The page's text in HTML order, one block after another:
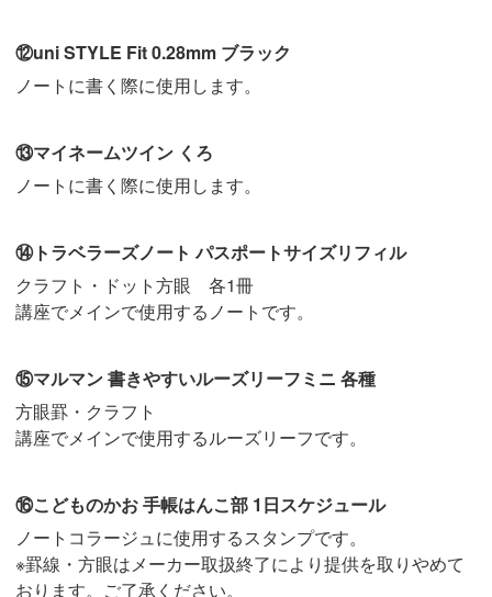
⑫uni STYLE Fit 0.28mm ブラック
ノートに書く際に使用します。
⑬マイネームツイン くろ
ノートに書く際に使用します。
⑭トラベラーズノート パスポートサイズリフィル
クラフト・ドット方眼 各1冊
講座でメインで使用するノートです。
⑮マルマン 書きやすいルーズリーフミニ 各種
方眼罫・クラフト
講座でメインで使用するルーズリーフです。
⑯こどものかお 手帳はんこ部 1日スケジュール
ノートコラージュに使用するスタンプです。
※罫線・方眼はメーカー取扱終了により提供を取りやめて
おります。ご了承ください。